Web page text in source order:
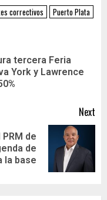
correctivos Puerto Plata
tercera Feria
York y Lawrence
Next
de
de
la base